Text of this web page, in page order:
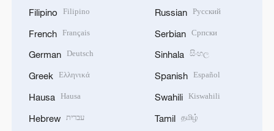
Filipino Filipino
French Français
German Deutsch
Greek Ελληνικά
Hausa Hausa
Hebrew עברית
Russian Русский
Serbian Српски
Sinhala සිංහල
Spanish Español
Swahili Kiswahili
Tamil தமிழ்